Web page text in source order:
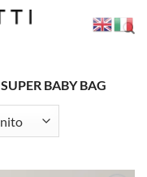
SUPER BABY BAG